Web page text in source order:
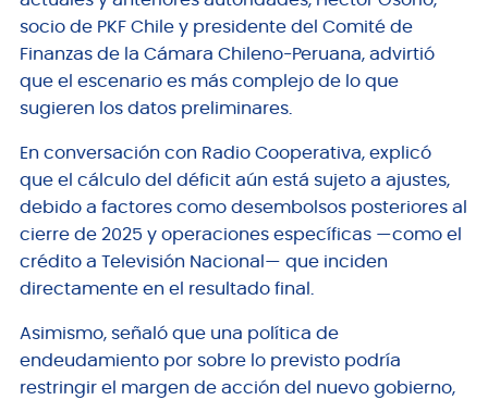
socio de PKF Chile y presidente del Comité de
Finanzas de la Cámara Chileno-Peruana, advirtió
que el escenario es más complejo de lo que
sugieren los datos preliminares.
En conversación con Radio Cooperativa, explicó
que el cálculo del déficit aún está sujeto a ajustes,
debido a factores como desembolsos posteriores al
cierre de 2025 y operaciones específicas —como el
crédito a Televisión Nacional— que inciden
directamente en el resultado final.
Asimismo, señaló que una política de
endeudamiento por sobre lo previsto podría
restringir el margen de acción del nuevo gobierno,